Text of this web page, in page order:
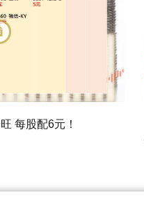
每股配6元！